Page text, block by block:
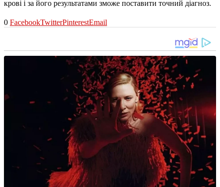
крові і за його результатами зможе поставити точний діагноз.
0 FacebookTwitterPinterestEmail